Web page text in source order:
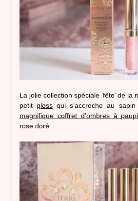
La jolie collection spéciale ‘fête’ de la
petit glossqui s’accroche au
magnifique coffret d’ombres à
rose doré.